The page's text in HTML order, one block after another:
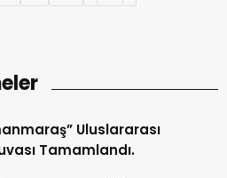
Uluslararası
Tamamlandı.